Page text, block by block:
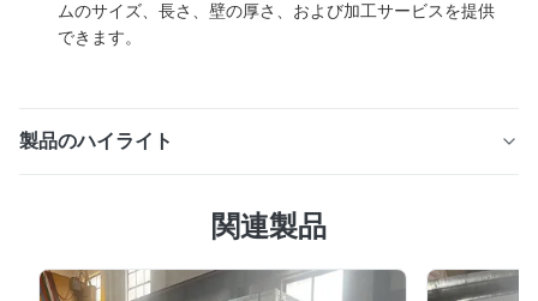
ムのサイズ、長さ、壁の厚さ、および加工サービスを提供
できます。
製品のハイライト
長方形鋼管 製品説明 亜鉛メッキ角管および長方形管は、
ングで保護された多用途の中空構造セクションです。強
関連製品